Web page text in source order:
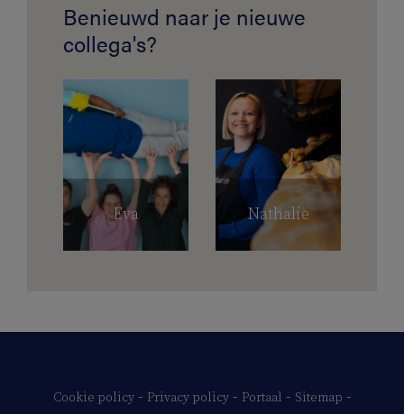
Benieuwd naar je nieuwe
collega's?
Eva Nathalie
Cookie policy- Privacy policy- Portaal - Sitemap -